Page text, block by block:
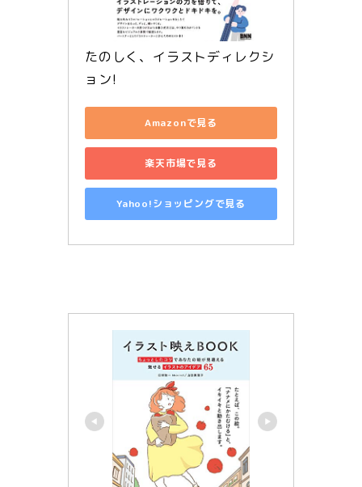
たのしく、イラストディレクシ
ョン!
Amazonで見る
楽天市場で見る
Yahoo!ショッピングで見る